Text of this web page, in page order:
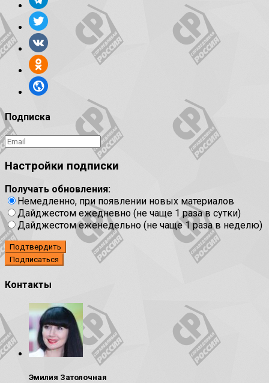
Подписка
Настройки подписки
Получать обновления:
Немедленно, при появлении новых материалов
Дайджестом ежедневно (не чаще 1 раза в сутки)
Дайджестом еженедельно (не чаще 1 раза в неделю)
Подтвердить
Контакты
Эмилия Затолочная